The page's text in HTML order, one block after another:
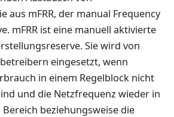
aus mFRR, der manual Frequency
mFRR ist eine manuell aktivierte
Sie wird von
eingesetzt, wenn
in einem Regelblock nicht
und die Netzfrequenz wieder in
beziehungsweise die